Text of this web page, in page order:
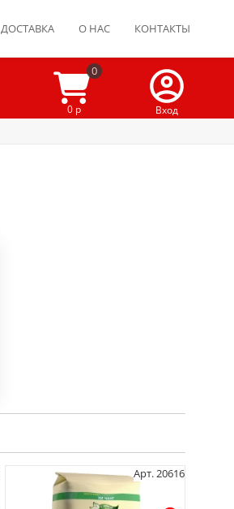
ДОСТАВКА О НАС КОНТАКТЫ
0
0 р
Вход
Арт. 20616